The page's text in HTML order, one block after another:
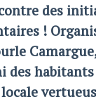
des
!
des